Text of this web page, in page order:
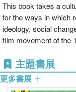
This book takes a
for the ways in which
ideology, social
film movement of the
主題書展
更多書展